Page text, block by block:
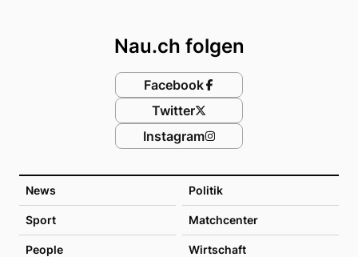
News Politik
Sport Matchcenter
People Wirtschaft
Nau.ch folgen
Facebook
Twitter
Instagram